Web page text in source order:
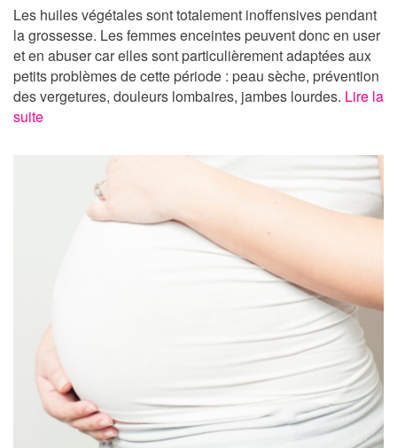
Les huiles végétales sont totalement inoffensives pendant
la grossesse. Les femmes enceintes peuvent donc en user
et en abuser car elles sont particulièrement adaptées aux
petits problèmes de cette période : peau sèche, prévention
des vergetures, douleurs lombaires, jambes lourdes. Lire la
suite